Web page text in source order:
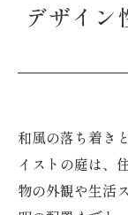
デザイン
和風の落ち着き
イストの庭は、
物の外観や生活